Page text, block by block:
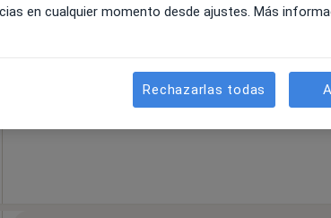
en cualquier momento desde ajustes. Más
Rechazarlas todas